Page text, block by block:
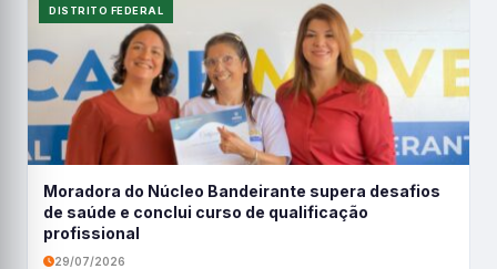
DISTRITO FEDERAL
Moradora do Núcleo Bandeirante supera desafios
de saúde e conclui curso de qualificação
profissional
29/07/2026